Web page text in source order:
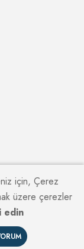
Firmaları
için, Çerez
üzere çerezler
edin